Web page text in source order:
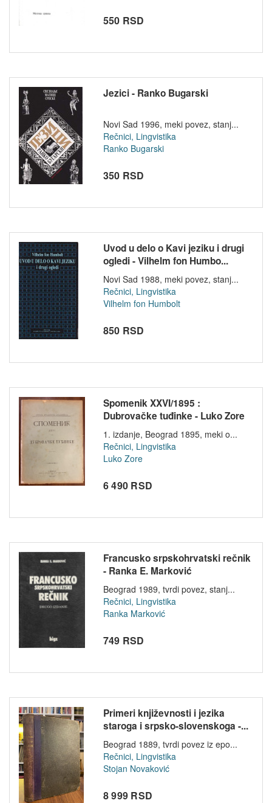
550 RSD
Jezici - Ranko Bugarski
Novi Sad 1996, meki povez, stanj...
Rečnici, Lingvistika
Ranko Bugarski
350 RSD
Uvod u delo o Kavi jeziku i drugi
ogledi - Vilhelm fon Humbo...
Novi Sad 1988, meki povez, stanj...
Rečnici, Lingvistika
Vilhelm fon Humbolt
850 RSD
Spomenik XXVI/1895 :
Dubrovačke tuđinke - Luko Zore
(1895)
1. izdanje, Beograd 1895, meki o...
Rečnici, Lingvistika
Luko Zore
6 490 RSD
Francusko srpskohrvatski rečnik
- Ranka E. Marković
Beograd 1989, tvrdi povez, stanj...
Rečnici, Lingvistika
Ranka Marković
749 RSD
Primeri književnosti i jezika
staroga i srpsko-slovenskoga -...
Beograd 1889, tvrdi povez iz epo...
Rečnici, Lingvistika
Stojan Novaković
8 999 RSD